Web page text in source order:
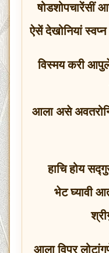
षोडशोपचारेंसीं
ऐसें देखोनियां
विस्मय करी
आला असे
हाचि होय
भेट घ्यावी
आला विप्र